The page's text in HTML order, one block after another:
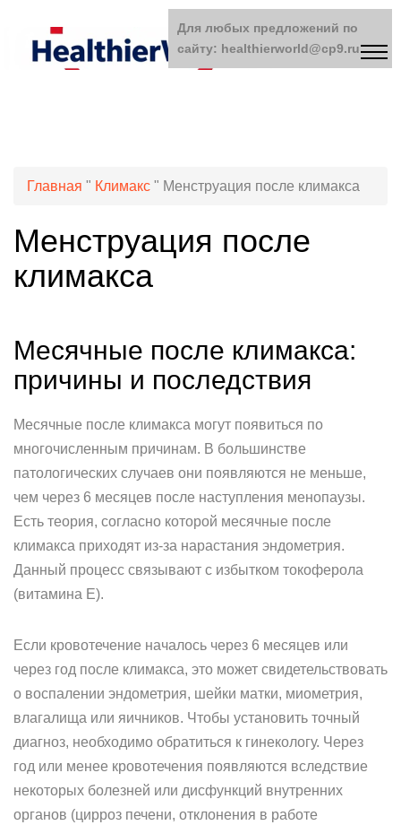
Главная " Климакс " Менструация после климакса
Менструация после
климакса
Месячные после климакса:
причины и последствия
Месячные после климакса могут появиться по
многочисленным причинам. В большинстве
патологических случаев они появляются не меньше,
чем через 6 месяцев после наступления менопаузы.
Есть теория, согласно которой месячные после
климакса приходят из-за нарастания эндометрия.
Данный процесс связывают с избытком токоферола
(витамина Е).
Если кровотечение началось через 6 месяцев или
через год после климакса, это может свидетельствовать
о воспалении эндометрия, шейки матки, миометрия,
влагалища или яичников. Чтобы установить точный
диагноз, необходимо обратиться к гинекологу. Через
год или менее кровотечения появляются вследствие
некоторых болезней или дисфункций внутренних
органов (цирроз печени, отклонения в работе
Для любых предложений по
сайту: healthierworld@cp9.ru